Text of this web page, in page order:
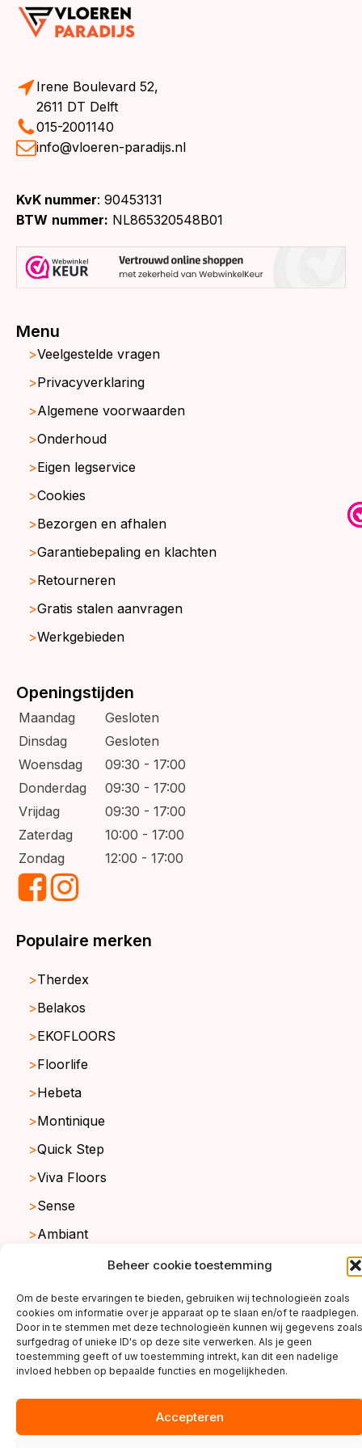
Beheer cookie toestemming
Om de beste ervaringen te bieden, gebruiken wij technologieën zoals
cookies om informatie over je apparaat op te slaan en/of te raadplegen.
Door in te stemmen met deze technologieën kunnen wij gegevens zoals
surfgedrag of unieke ID's op deze site verwerken. Als je geen
toestemming geeft of uw toestemming intrekt, kan dit een nadelige
invloed hebben op bepaalde functies en mogelijkheden.
Accepteren
Irene Boulevard 52,
2611 DT Delft
015-2001140
info@vloeren-paradijs.nl
KvK nummer: 90453131
BTW nummer: NL865320548B01
Menu
Veelgestelde vragen
Privacyverklaring
Algemene voorwaarden
Onderhoud
Eigen legservice
Cookies
Bezorgen en afhalen
Garantiebepaling en klachten
Retourneren
Gratis stalen aanvragen
Werkgebieden
Openingstijden
Maandag
Gesloten
Dinsdag
Gesloten
Woensdag
09:30 - 17:00
Donderdag
09:30 - 17:00
Vrijdag
09:30 - 17:00
Zaterdag
10:00 - 17:00
Zondag
12:00 - 17:00
Populaire merken
Therdex
Belakos
EKOFLOORS
Floorlife
Hebeta
Montinique
Quick Step
Viva Floors
Sense
Ambiant
copyright ©2026